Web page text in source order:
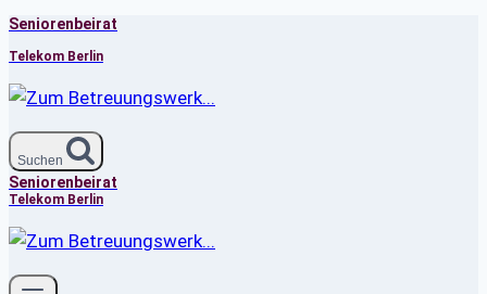
Zum
Inhalt
springen
Seniorenbeirat
Telekom Berlin
Suchen
Seniorenbeirat
Telekom Berlin